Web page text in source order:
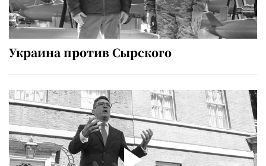
Украина против Сырского